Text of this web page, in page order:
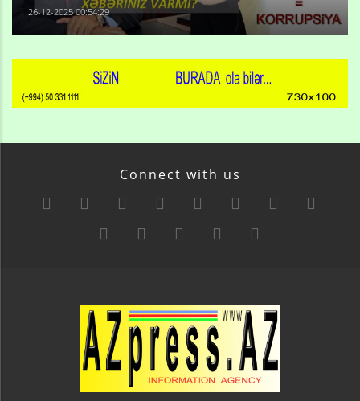
26-12-2025 00:54:29
Connect with us